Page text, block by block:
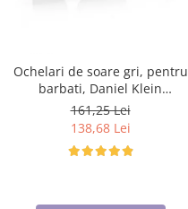
Ochelari de soare gri, pentru
barbati, Daniel Klein
Sunglasses, DK3250-2
161,25 Lei
138,68 Lei